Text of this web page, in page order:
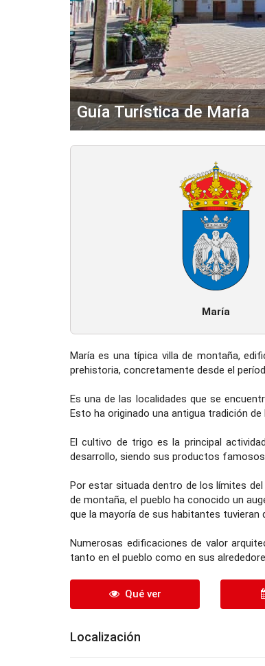
Guía Turística de María
María
María es una típica villa de montaña,
prehistoria, concretamente desde el
Es una de las localidades que se
Esto ha originado una antigua tradición
El cultivo de trigo es la principal
desarrollo, siendo sus productos
Por estar situada dentro de los límites
de montaña, el pueblo ha conocido un
que la mayoría de sus habitantes tuvieran
Numerosas edificaciones de valor
tanto en el pueblo como en sus
Qué ver
Localización